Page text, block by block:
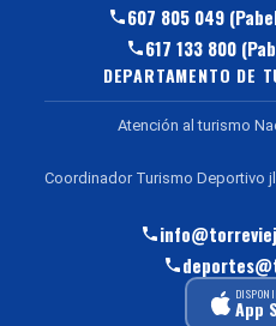
607 805 049
617 133 800
DEPARTAMENTO DE
Atención al turismo
Coordinador Turismo Deportivo
App